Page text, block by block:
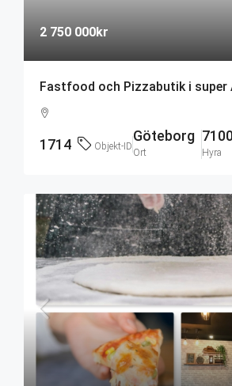
2 750 000kr
Fastfood och Pizzabutik i super
1714 Objekt-ID
Göteborg
Ort Hyra